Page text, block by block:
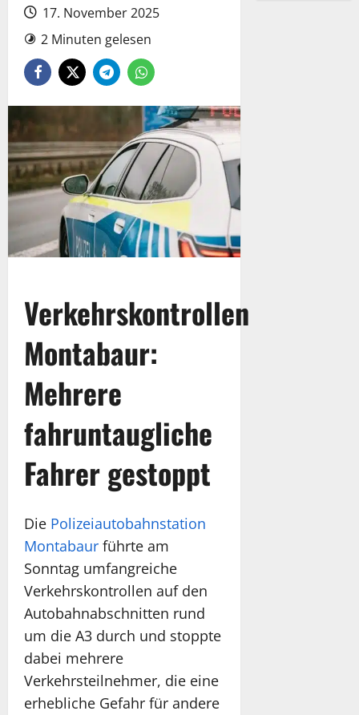
17. November 2025
2 Minuten gelesen
Verkehrskontrollen
Montabaur:
Mehrere
fahruntaugliche
Fahrer gestoppt
Die Polizeiautobahnstation
Montabaur führte am
Sonntag umfangreiche
Verkehrskontrollen auf den
Autobahnabschnitten rund
um die A3 durch und stoppte
dabei mehrere
Verkehrsteilnehmer, die eine
erhebliche Gefahr für andere